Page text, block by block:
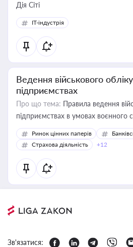
Дія Сіті
IT-індустрія
Ведення військового
підприємствах
Про що тема: Правила ведення
підприємствах в умовах воєнного
Ринок цінних паперів
Страхова діяльність
+12
Зв'язатися: